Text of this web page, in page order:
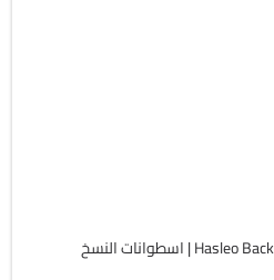
تحميل اسطوانة Hasleo Backup Suite WinPE | اسطوانات النسخ